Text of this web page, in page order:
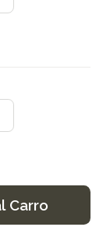
Carro